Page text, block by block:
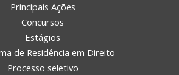
Principais Ações
Concursos
Estágios
de Residência em Direito
Processo seletivo